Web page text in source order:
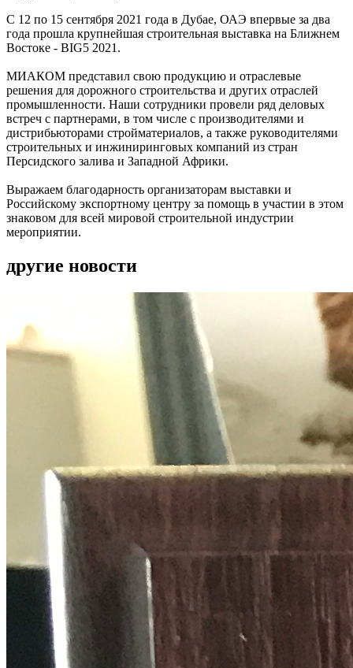
С 12 по 15 сентября 2021 года в Дубае, ОАЭ впервые за два
года прошла крупнейшая строительная выставка на Ближнем
Востоке - BIG5 2021.
МИАКОМ представил свою продукцию и отраслевые
решения для дорожного строительства и других отраслей
промышленности. Наши сотрудники провели ряд деловых
встреч с партнерами, в том числе с производителями и
дистрибьюторами стройматериалов, а также руководителями
строительных и инжиниринговых компаний из стран
Персидского залива и Западной Африки.
Выражаем благодарность организаторам выставки и
Российскому экспортному центру за помощь в участии в этом
знаковом для всей мировой строительной индустрии
мероприятии.
другие новости